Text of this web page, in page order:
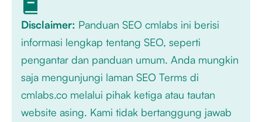
Disclaimer: Panduan SEO cmlabs ini berisi
informasi lengkap tentang SEO, seperti
pengantar dan panduan umum. Anda mungkin
saja mengunjungi laman SEO Terms di
cmlabs.co melalui pihak ketiga atau tautan
website asing. Kami tidak bertanggung jawab